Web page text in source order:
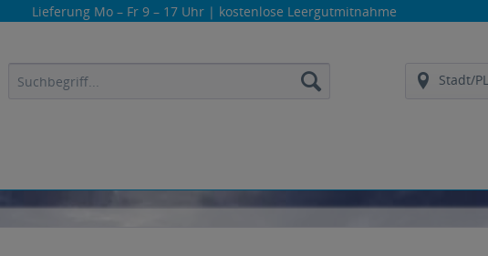
Lieferung Mo – Fr 9 – 17 Uhr | kostenlose Leergutmitnahme
Stadt/